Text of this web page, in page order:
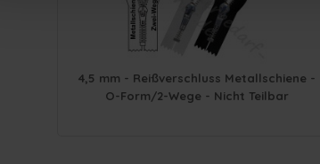
4,5 mm - Reißverschluss Metallschiene -
O-Form/2-Wege - Nicht Teilbar